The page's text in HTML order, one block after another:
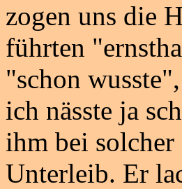
zogen uns die
führten
"schon
ich nässte ja
ihm bei
Unterleib. Er